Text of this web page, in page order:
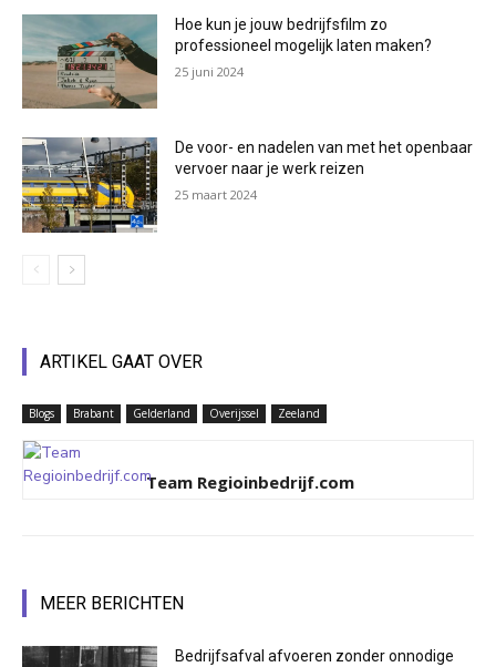
Hoe kun je jouw bedrijfsfilm zo
professioneel mogelijk laten maken?
25 juni 2024
De voor- en nadelen van met het openbaar
vervoer naar je werk reizen
25 maart 2024
ARTIKEL GAAT OVER
Blogs Brabant Gelderland Overijssel Zeeland
Team Regioinbedrijf.com
MEER BERICHTEN
Bedrijfsafval afvoeren zonder onnodige